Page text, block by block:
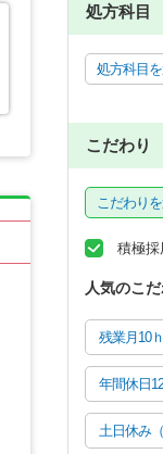
処方科目
処方科目
こだわり
こだわり
積極採
人気のこ
残業月10
年間休日
土日休み